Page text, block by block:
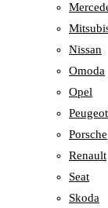
Nissan
Omoda
Opel
Peugeot
Porsche
Renault
Seat
Skoda